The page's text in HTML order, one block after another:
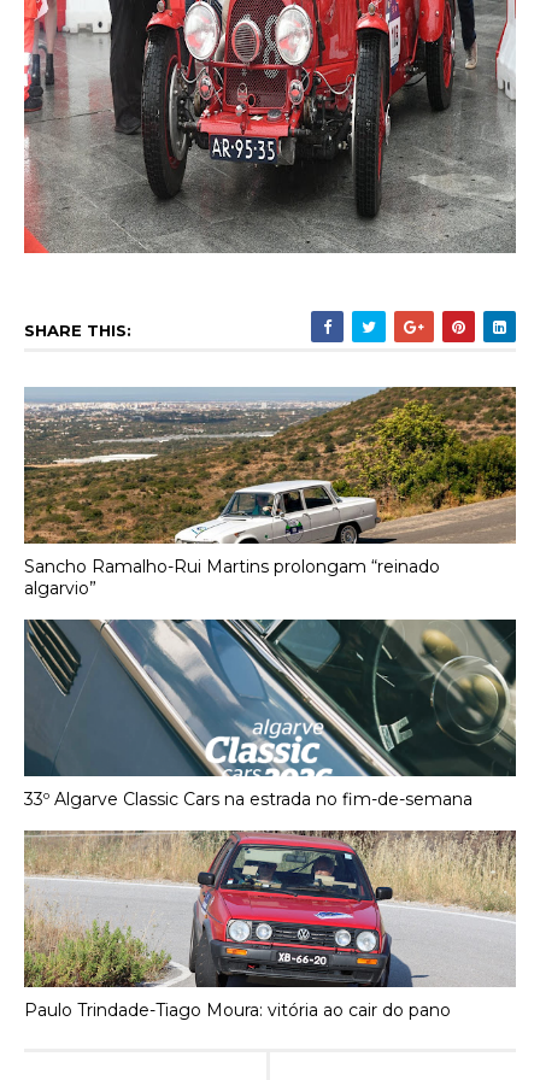
SHARE THIS:
Sancho Ramalho-Rui Martins prolongam “reinado
algarvio”
33º Algarve Classic Cars na estrada no fim-de-semana
Paulo Trindade-Tiago Moura: vitória ao cair do pano